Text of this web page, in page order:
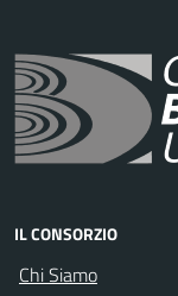
IL CONSORZIO
Chi Siamo